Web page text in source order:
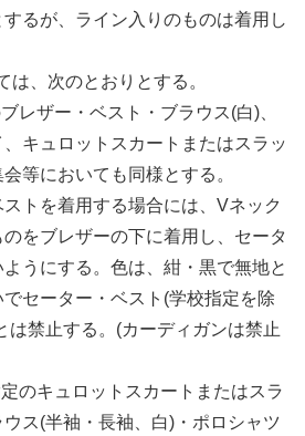
るが、ライン入りのものは着用し
は、次のとおりとする。
レザー・ベスト・ブラウス(白)、
キュロットスカートまたはスラッ
等においても同様とする。
トを着用する場合には、Vネック
をブレザーの下に着用し、セータ
うにする。色は、紺・黒で無地と
セーター・ベスト(学校指定を除
は禁止する。(カーディガンは禁止
のキュロットスカートまたはスラ
ス(半袖・長袖、白)・ポロシャツ